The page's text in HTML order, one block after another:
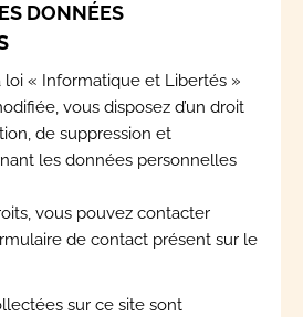
DONNÉES
« Informatique et Libertés »
vous disposez d’un droit
de suppression et
les données personnelles
vous pouvez contacter
de contact présent sur le
sur ce site sont